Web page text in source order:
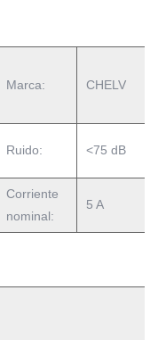
Marca: CHELV
Ruido: <75 dB
Corriente
nominal:
5 A